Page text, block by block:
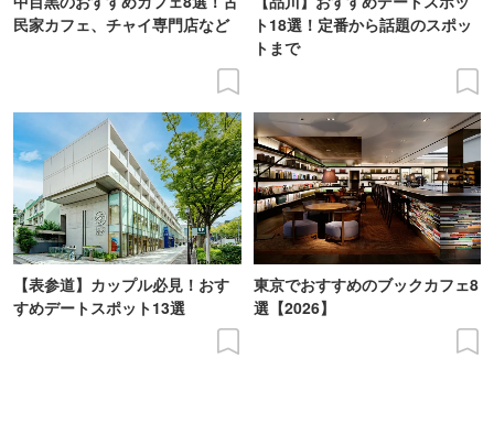
民家カフェ、チャイ専門店など
ト18選！定番から話題のスポッ
トまで
【表参道】カップル必見！おす
すめデートスポット13選
東京でおすすめのブックカフェ8
選【2026】